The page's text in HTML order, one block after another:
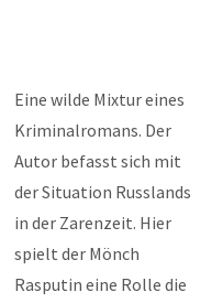
Eine wilde Mixtur eines
Kriminalromans. Der
Autor befasst sich mit
der Situation Russlands
in der Zarenzeit. Hier
spielt der Mönch
Rasputin eine Rolle die